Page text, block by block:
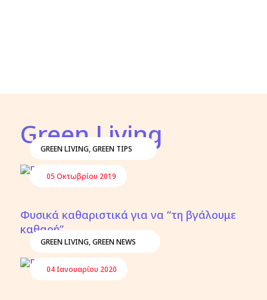
Green Living
GREEN LIVING,GREEN TIPS
05 Οκτωβρίου 2019
Φυσικά καθαριστικά για να “τη βγάλουμε
καθαρή”
GREEN LIVING,GREEN NEWS
04 Ιανουαρίου 2020